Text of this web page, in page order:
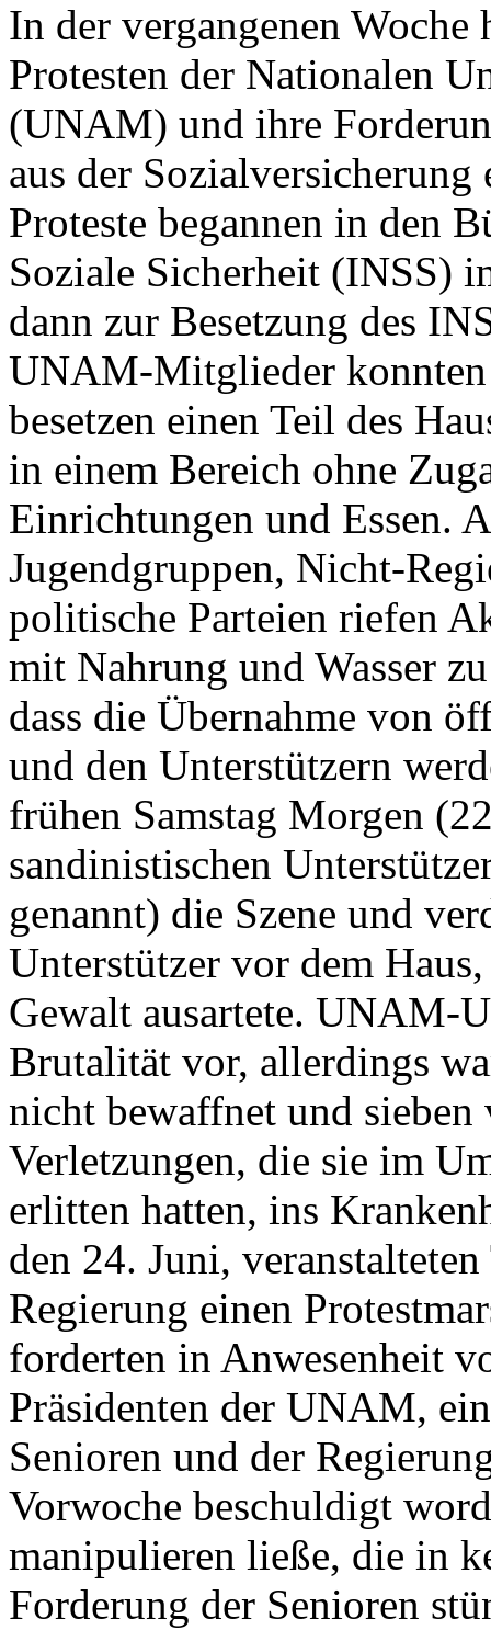
In der vergangenen
Protesten der Nationalen
(UNAM) und ihre
aus der
Proteste begannen in den
Soziale Sicherheit (INSS)
dann zur Besetzung des
UNAM-Mitglieder konnten
besetzen einen Teil des
in einem Bereich ohne
Einrichtungen und Essen.
Jugendgruppen, Nicht-
politische Parteien riefen
mit Nahrung und Wasser
dass die Übernahme von
und den Unterstützern
frühen Samstag Morgen
sandinistischen
genannt) die Szene und
Unterstützer vor dem
Gewalt ausartete. UNAM-
Brutalität vor, allerdings
nicht bewaffnet und
Verletzungen, die sie im
erlitten hatten, ins
den 24. Juni,
Regierung einen
forderten in Anwesenheit
Präsidenten der UNAM,
Senioren und der
Vorwoche beschuldigt
manipulieren ließe, die in
Forderung der Senioren